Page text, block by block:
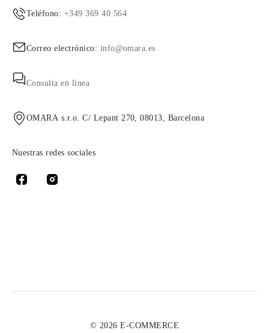
Teléfono: +349 369 40 564
Correo electrónico: info@omara.es
Consulta en línea
OMARA s.r.o. C/ Lepant 270, 08013, Barcelona
Nuestras redes sociales
© 2026 E-COMMERCE